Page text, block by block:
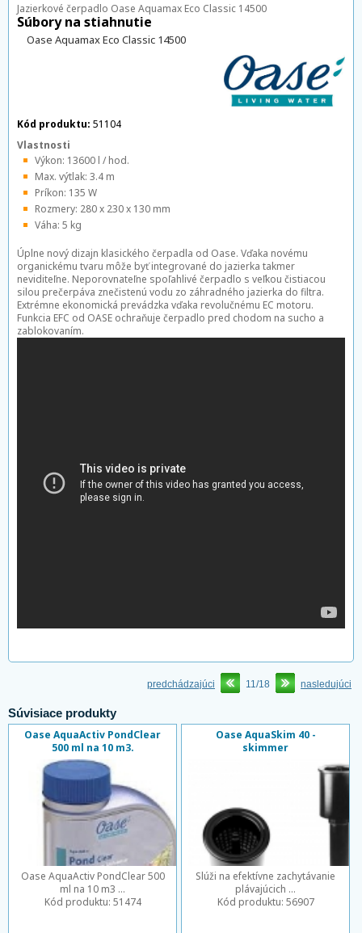
Jazierkové čerpadlo Oase Aquamax Eco Classic 14500
Súbory na stiahnutie
Oase Aquamax Eco Classic 14500
Kód produktu: 51104
Vlastnosti
Výkon: 13600 l / hod.
Max. výtlak: 3.4 m
Príkon: 135 W
Rozmery: 280 x 230 x 130 mm
Váha: 5 kg
Úplne nový dizajn klasického čerpadla od Oase. Vďaka novému
organickému tvaru môže byť integrované do jazierka takmer
neviditeľne. Neporovnateľne spoľahlivé čerpadlo s veľkou čistiacou
silou prečerpáva znečistenú vodu zo záhradného jazierka do filtra.
Extrémne ekonomická prevádzka vďaka revolučnému EC motoru.
Funkcia EFC od OASE ochraňuje čerpadlo pred chodom na sucho a
zablokovaním.
predchádzajúci 11/18 nasledujúci
Súvisiace produkty
Oase AquaActiv PondClear
500 ml na 10 m3.
Oase AquaActiv PondClear 500
ml na 10 m3 ...
Kód produktu: 51474
Oase AquaSkim 40 -
skimmer
Slúži na efektívne zachytávanie
plávajúcich ...
Kód produktu: 56907